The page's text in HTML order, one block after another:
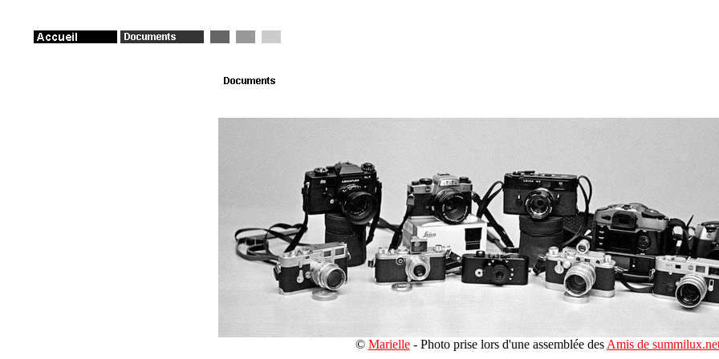
© Marielle- Photo prise lors d'une assemblée des Amis de